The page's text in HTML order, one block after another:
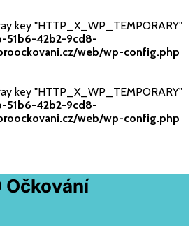
key "HTTP_X_WP_TEMPORARY"
51b6-42b2-9cd8-
web/wp-config.php
key "HTTP_X_WP_TEMPORARY"
51b6-42b2-9cd8-
web/wp-config.php